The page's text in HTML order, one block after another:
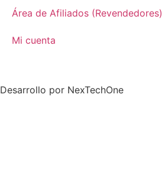
Área de Afiliados (Revendedores)
Mi cuenta
Desarrollo por NexTechOne